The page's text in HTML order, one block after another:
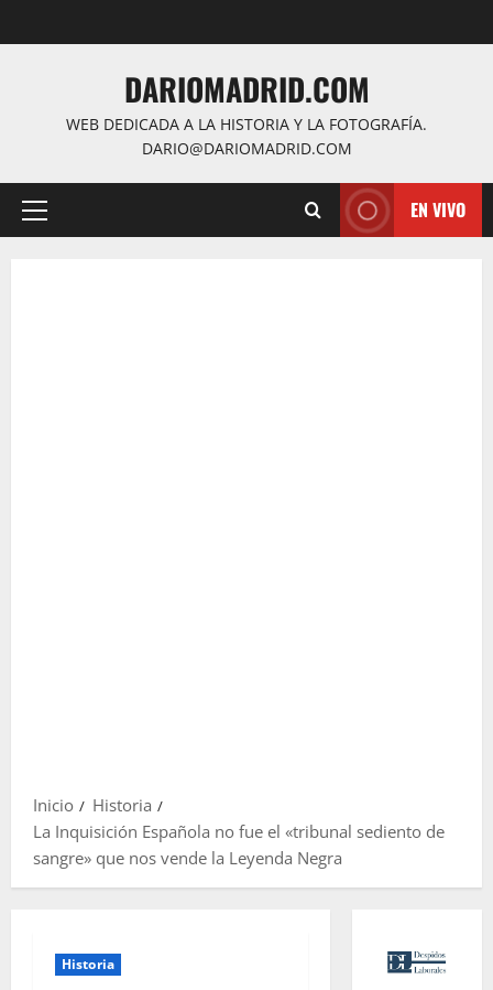
al
DARIOMADRID.COM
WEB DEDICADA A LA HISTORIA Y LA FOTOGRAFÍA.
DARIO@DARIOMADRID.COM
Menú
EN VIVO
Inicio
Historia
La Inquisición Española no fue el «tribunal sediento de
sangre» que nos vende la Leyenda Negra
Historia